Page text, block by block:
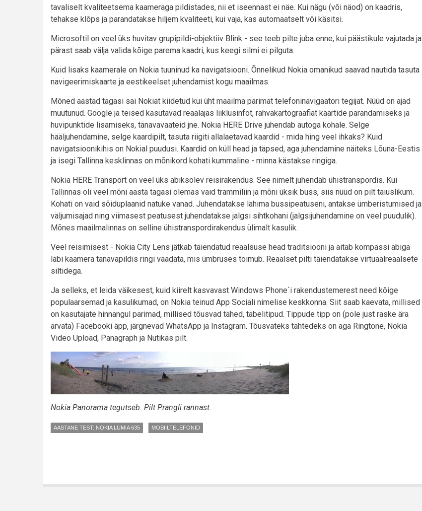
tavaliselt kvaliteetsema kaameraga pildistades, nii et iseennast ei näe. Kui nägu (või näod) on kaadris,
tehakse klõps ja parandatakse hiljem kvaliteeti, kui vaja, kas automaatselt või käsitsi.
Microsoftil on veel üks huvitav grupipildi-objektiiv Blink - see teeb pilte juba enne, kui päästikule vajutada ja
pärast saab välja valida kõige parema kaadri, kus keegi silmi ei pilguta.
Kuid lisaks kaamerale on Nokia tuuninud ka navigatsiooni. Õnnelikud Nokia omanikud saavad nautida tasuta
navigeerimiskaarte ja eestikeelset juhendamist kogu maailmas.
Mõned aastad tagasi sai Nokiat kiidetud kui üht maailma parimat telefoninavigaatori tegijat. Nüüd on ajad
muutunud. Google ja teised kasutavad reaalajas liiklusinfot, rahvakartograafiat kaartide parandamiseks ja
huvipunktide lisamiseks, tänavavaateid jne. Nokia HERE Drive juhendab autoga kohale. Selge
hääljuhendamine, selge kaardipilt, tasuta riigiti allalaetavad kaardid - mida hing veel ihkaks? Kuid
navigatsioonikihis on Nokial puudusi. Kaardid on küll head ja täpsed, aga juhendamine näiteks Lõuna-Eestis
ja isegi Tallinna kesklinnas on mõnikord kohati kummaline - minna kästakse ringiga.
Nokia HERE Transport on veel üks abiksolev reisirakendus. See nimelt juhendab ühistranspordis. Kui
Tallinnas oli veel mõni aasta tagasi olemas vaid trammiliin ja mõni üksik buss, siis nüüd on pilt täiuslikum.
Kohati on vaid sõiduplaanid natuke vanad. Juhendatakse lähima bussipeatuseni, antakse ümberistumised ja
väljumisajad ning viimasest peatusest juhendatakse jalgsi sihtkohani (jalgsijuhendamine on veel puudulik).
Mõnes maailmalinnas on selline ühistranspordirakendus ülimalt kasulik.
Veel reisimisest - Nokia City Lens jätkab täiendatud reaalsuse head traditsiooni ja aitab kompassi abiga
läbi kaamera tänavapildis ringi vaadata, mis ümbruses toimub. Reaalset pilti täiendatakse virtuaalreaalsete
siltidega.
Ja selleks, et leida väikesest, kuid kiirelt kasvavast Windows Phone´i rakendustemerest need kõige
populaarsemad ja kasulikumad, on Nokia teinud App Sociali nimelise keskkonna. Siit saab kaevata, millised
on kasutajate hinnangul parimad, millised tõusvad tähed, tabelitipud. Tippude tipp on (pole just raske ära
arvata) Facebooki äpp, järgnevad WhatsApp ja Instagram. Tõusvateks tähtedeks on aga Ringtone, Nokia
Video Upload, Panagraph ja Nutikas pilt.
Nokia Panorama tegutseb. Pilt Prangli rannast.
AASTANE TEST: NOKIA LUMIA 635 MOBIILTELEFONID